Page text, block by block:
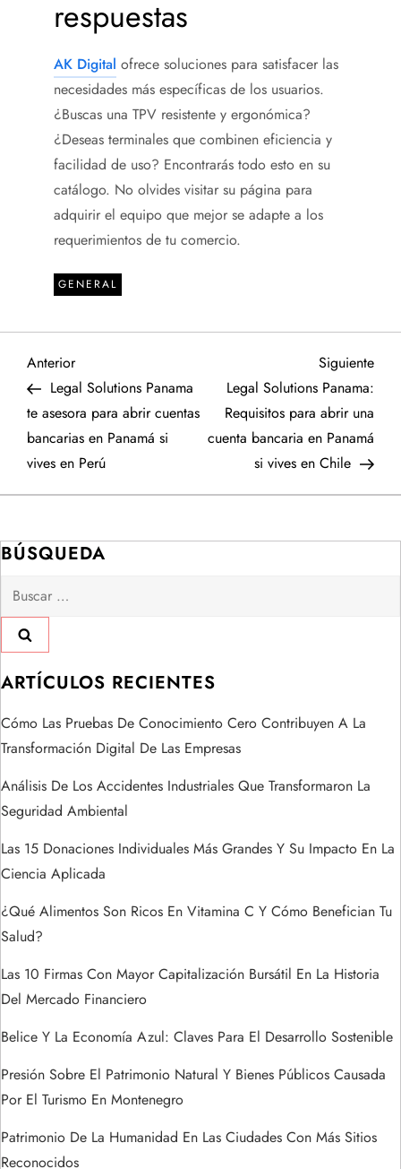
respuestas
AK Digital ofrece soluciones para satisfacer las
necesidades más específicas de los usuarios.
¿Buscas una TPV resistente y ergonómica?
¿Deseas terminales que combinen eficiencia y
facilidad de uso? Encontrarás todo esto en su
catálogo. No olvides visitar su página para
adquirir el equipo que mejor se adapte a los
requerimientos de tu comercio.
GENERAL
N
a
v
e
g
a
c
i
n
d
e
e
n
t
r
a
d
a
Entrada
anterior
Anterior
Legal Solutions Panama
te asesora para abrir cuentas
bancarias en Panamá si
vives en Perú
Siguiente
Legal Solutions Panama:
Requisitos para abrir una
cuenta bancaria en Panamá
si vives en Chile
BÚSQUEDA
Buscar:
ARTÍCULOS RECIENTES
Cómo Las Pruebas De Conocimiento Cero Contribuyen A La
Transformación Digital De Las Empresas
Análisis De Los Accidentes Industriales Que Transformaron La
Seguridad Ambiental
Las 15 Donaciones Individuales Más Grandes Y Su Impacto En La
Ciencia Aplicada
¿Qué Alimentos Son Ricos En Vitamina C Y Cómo Benefician Tu
Salud?
Las 10 Firmas Con Mayor Capitalización Bursátil En La Historia
Del Mercado Financiero
Belice Y La Economía Azul: Claves Para El Desarrollo Sostenible
Presión Sobre El Patrimonio Natural Y Bienes Públicos Causada
Por El Turismo En Montenegro
Patrimonio De La Humanidad En Las Ciudades Con Más Sitios
Reconocidos